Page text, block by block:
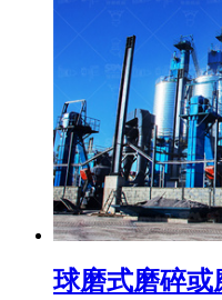
球磨式磨碎或